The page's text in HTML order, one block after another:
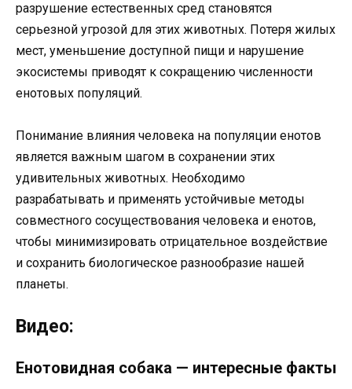
разрушение естественных сред становятся
серьезной угрозой для этих животных. Потеря жилых
мест, уменьшение доступной пищи и нарушение
экосистемы приводят к сокращению численности
енотовых популяций.
Понимание влияния человека на популяции енотов
является важным шагом в сохранении этих
удивительных животных. Необходимо
разрабатывать и применять устойчивые методы
совместного сосуществования человека и енотов,
чтобы минимизировать отрицательное воздействие
и сохранить биологическое разнообразие нашей
планеты.
Видео:
Енотовидная собака — интересные факты